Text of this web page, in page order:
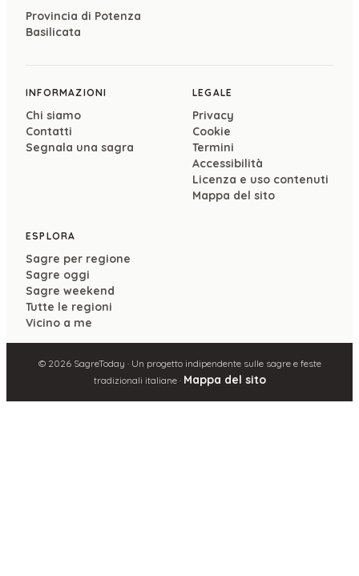
Provincia di Potenza
Basilicata
INFORMAZIONI
Chi siamo
Contatti
Segnala una sagra
LEGALE
Privacy
Cookie
Termini
Accessibilità
Licenza e uso contenuti
Mappa del sito
ESPLORA
Sagre per regione
Sagre oggi
Sagre weekend
Tutte le regioni
Vicino a me
© 2026SagreToday · Un progetto indipendente sulle sagre e feste
tradizionali italiane · Mappa del sito